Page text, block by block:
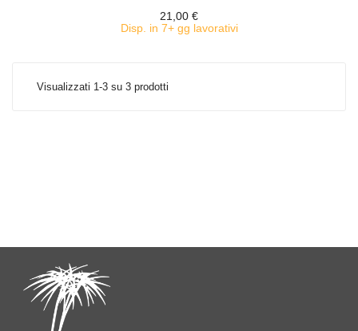
21,00 €
Disp. in 7+ gg lavorativi
Visualizzati 1-3 su 3 prodotti